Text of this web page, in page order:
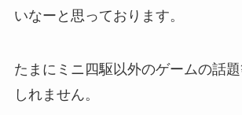
いなーと思っております。
たまにミニ四駆以外のゲームの話
しれません。